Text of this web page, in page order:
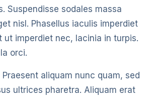
INFORMACIÓN
Suspendisse sodales massa
nisl. Phasellus iaculis imperdiet
imperdiet nec, lacinia in turpis.
orci.
aliquam nunc quam, sed
ultrices pharetra. Aliquam erat